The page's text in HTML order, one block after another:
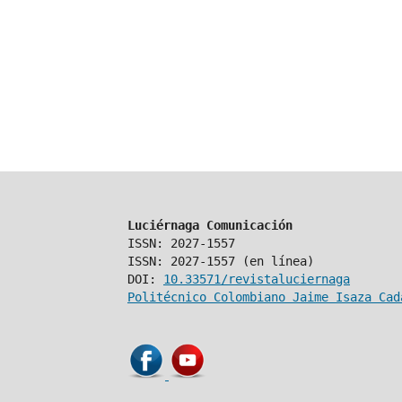
Luciérnaga Comunicación
ISSN: 2027-1557
ISSN: 2027-1557 (en línea)
DOI: 10.33571/revistaluciernaga
Politécnico Colombiano Jaime Isaza